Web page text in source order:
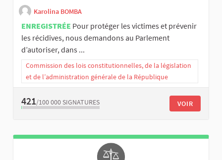
Karolina BOMBA
ENREGISTRÉE Pour protéger les victimes et prévenir
les récidives, nous demandons au Parlement
d’autoriser, dans ...
Commission des lois constitutionnelles, de la législation
et de l’administration générale de la République
421/100 000 SIGNATURES VOIR